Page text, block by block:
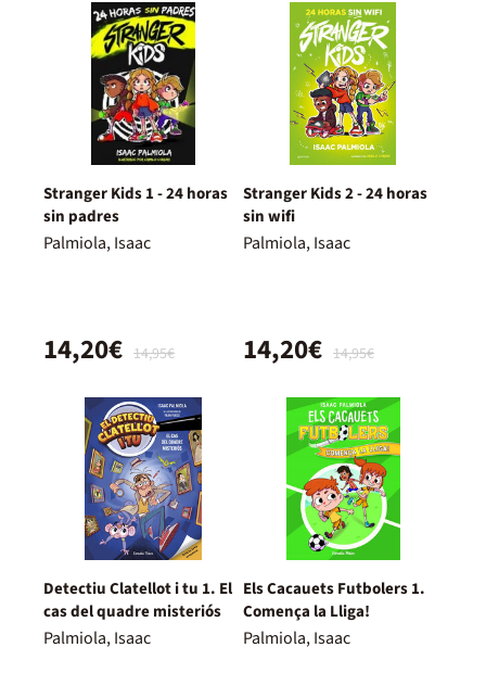
Stranger Kids 1 - 24 horas
sin padres
Palmiola, Isaac
14,95€
14,20€
Stranger Kids 2 - 24 horas
sin wifi
Palmiola, Isaac
14,95€
14,20€
Detectiu Clatellot i tu 1. El
cas del quadre misteriós
Palmiola, Isaac
Els Cacauets Futbolers 1.
Comença la Lliga!
Palmiola, Isaac